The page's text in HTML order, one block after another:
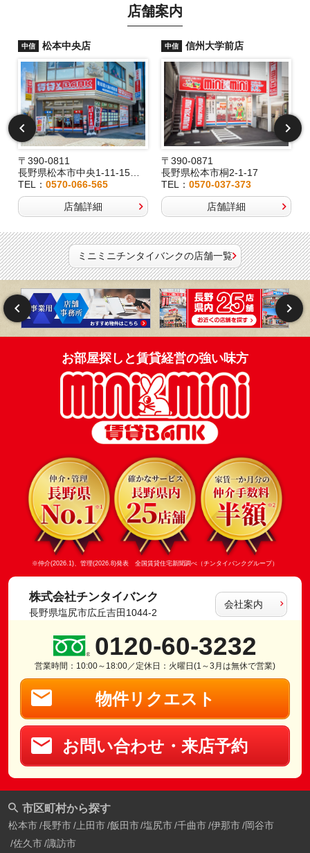
店舗案内
中信 松本中央店
〒390-0811
長野県松本市中央1-11-15桂林堂ビル1F
TEL： 0570-066-565
店舗詳細
中信 信州大学前店
〒390-0871
長野県松本市桐2-1-17
TEL：0570-037-373
店舗詳細
ミニミニチンタイバンクの店舗一覧
お部屋探しと賃貸経営の強い味方
※仲介(2026.1)、管理(2026.8)発表 全国賃貸住宅新聞調べ（チンタイバンクグループ）
株式会社チンタイバンク
長野県塩尻市広丘吉田1044-2
会社案内
0120-60-3232
営業時間：10:00～18:00／定休日：火曜日(1～3月は無休で営業)
物件リクエスト
お問い合わせ・来店予約
市区町村から探す
松本市 長野市 上田市 飯田市 塩尻市 千曲市 伊那市 岡谷市
佐久市 諏訪市